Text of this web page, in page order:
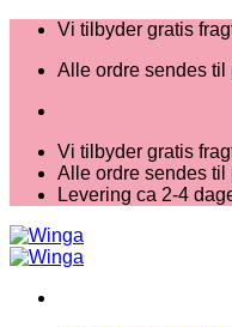
Fortsæt
indhold
Vi tilbyder gratis
Alle ordre sendes til
Vi tilbyder gratis
Alle ordre sendes til
Levering ca 2-4